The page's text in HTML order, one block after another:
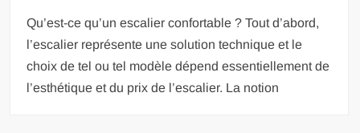
Qu’est-ce qu’un escalier confortable ? Tout d’abord,
l’escalier représente une solution technique et le
choix de tel ou tel modèle dépend essentiellement de
l’esthétique et du prix de l’escalier. La notion